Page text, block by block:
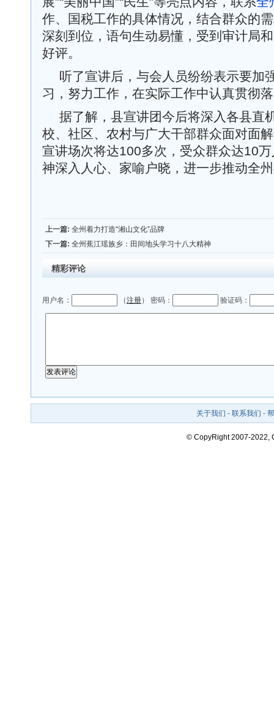
作、国税工作的具体情况，结合群众的
深刻到位，语句生动易懂，受到审计局
好评。
听了宣讲后，与会人员纷纷表示要加
习，努力工作，在实际工作中认真贯彻
据了解，县宣讲团今后将深入各县直
校、社区、农村与广大干部群众面对面
宣讲场次将达100多次，受众群众达10
神深入人心、家喻户晓，进一步推动全
上一篇: 全州着力打造“湘山文化”品牌
下一篇: 全州蕉江瑶族乡：田间地头学习十八大精神
精彩评论
用户名： （注册） 密码： 验证码：
关于我们 - 联系我们 -
© CopyRight 2007-2022,